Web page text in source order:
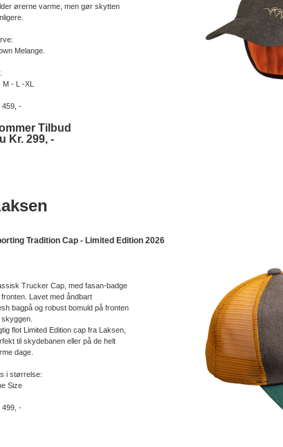
ørerne varme, men gør skytten
Melange.
M - L -XL
459, -
Tilbud
Kr. 299, -
Tradition Cap - Limited Edition 2026
Trucker Cap, med fasan-badge
fronten. Lavet med åndbart
bagpå og robust bomuld på fronten
flot Limited Edition cap fra Laksen,
til skydebanen eller på de helt
dage.
i størrelse:
Size
499, -